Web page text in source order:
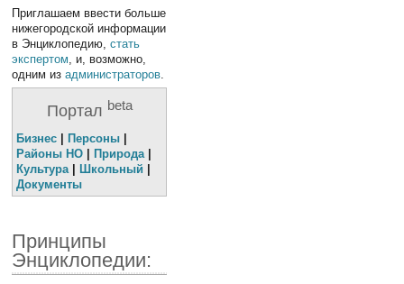
Приглашаем ввести больше
нижегородской информации
в Энциклопедию,стать
экспертом , и, возможно,
одним изадминистраторов
Портал beta
Бизнес| Персоны|
Районы НО| Природа|
Культура| Школьный
Документы
Принципы
Энциклопедии: